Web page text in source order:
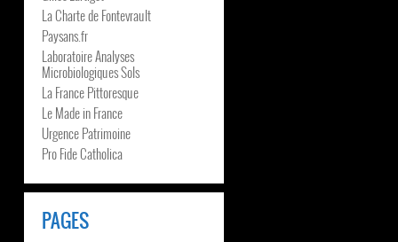
La Charte de Fontevrault
Paysans.fr
Laboratoire Analyses
Microbiologiques Sols
La France Pittoresque
Le Made in France
Urgence Patrimoine
Pro Fide Catholica
PAGES